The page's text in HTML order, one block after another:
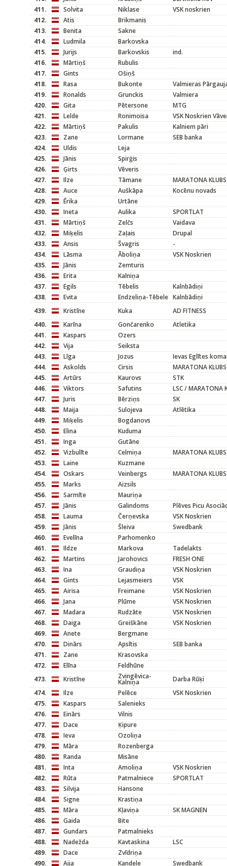
411.
Solvita Niklase
VSK noskrien
412.
Atis
Brikmanis
413.
Benita
Sakne
414.
Ludmila
Barkovska
415.
Jurijs Barkovskis
ind.
416.
Mārtiņš
Rubulis
417.
Gints
Ošiņš
418.
Rasa Bukonte
Valmieras
419.
Ronalds Grunckis
Valmiera
420.
Gita Pētersone
MTG
421.
Lelde Ronimoisa
VSK Noskrien
422.
Mārtiņš Pakulis
Kalniem pāri
423.
Zane Lormane
SEB banka
424.
Uldis
Leja
425.
Jānis
Spirģis
426.
Ģirts
Vēveris
427.
Ilze Tāmane
MARATONA KLUBS
428.
Auce Auškāpa
Kocēnu novads
429.
Ērika
Urtāne
430.
Ineta Aulika
SPORTLAT
431.
Mārtiņš Zelčs
Vaidava
432.
Miķelis Zaļais
Drupal
433.
Ansis Švagris
-
434.
Lāsma Āboliņa
VSK Noskrien
435.
Jānis
Zemturis
436.
Erita
Kalniņa
437.
Egils Tēbelis
Kalnbādiņi
438.
Evita Endzeliņa-Tēbele Kalnbādiņi
439.
Kristīne Kuka
AD FITNESS
440.
Karīna Gončarenko
Atletika
441.
Kaspars
Ozers
442.
Vija
Seiksta
443.
Līga Jozus
Ievas Eglītes
444.
Askolds Cirsis
MARATONA KLUBS
445.
Artūrs Kaurovs
STK
446.
Viktors Safutins
LSC / MARATONA
447.
Juris Bērziņs
SK
448.
Maija Sulojeva
Atlētika
449.
Miķelis
Bogdanovs
450.
Elina
Kuduma
451.
Inga
Gutāne
452.
Vizbulīte Celmiņa
MARATONA KLUBS
453.
Laine
Kuzmane
454.
Oskars Veinbergs
MARATONA KLUBS
455.
Marks
Aizsils
456.
Sarmīte
Mauriņa
457.
Jānis Galindoms
Plēves Picu
458.
Lauma Čerņevska
VSK Noskrien
459.
Jānis Šleiva
Swedbank
460.
Evelīna
Parhomenko
461.
Ildze Markova
Tadelakts
462.
Martins Jarohovics
FRESH ONE
463.
Ina Graudiņa
VSK Noskrien
464.
Gints Lejasmeiers
VSK
465.
Airisa Freimane
VSK Noskrien
466.
Jana Plūme
VSK Noskrien
467.
Madara Rudzāte
VSK Noskrien
468.
Daiga Greiškāne
VSK Noskrien
469.
Anete
Bergmane
470.
Dinārs Apsītis
SEB banka
471.
Zane
Krasovska
472.
Elīna
Feldhūne
473.
Kristīne Zvingēvica-
Kalniņa
Darba Rūķi
474.
Ilze Pelēce
VSK Noskrien
475.
Kaspars
Salenieks
476.
Einārs
Vilnis
477.
Dace
Ķipure
478.
Ieva
Ozoliņa
479.
Māra
Rozenberga
480.
Randa
Misāne
481.
Inta Amoliņa
VSK Noskrien
482.
Rūta Patmalniece
SPORTLAT
483.
Silvija
Hansone
484.
Signe
Krastiņa
485.
Māra Kļaviņa
SK MAGNEN
486.
Gaida
Bite
487.
Gundars
Patmalnieks
488.
Nadežda Kavtaskina
LSC
489.
Dace
Zvīdriņa
490.
Aija Kandele Swedbank